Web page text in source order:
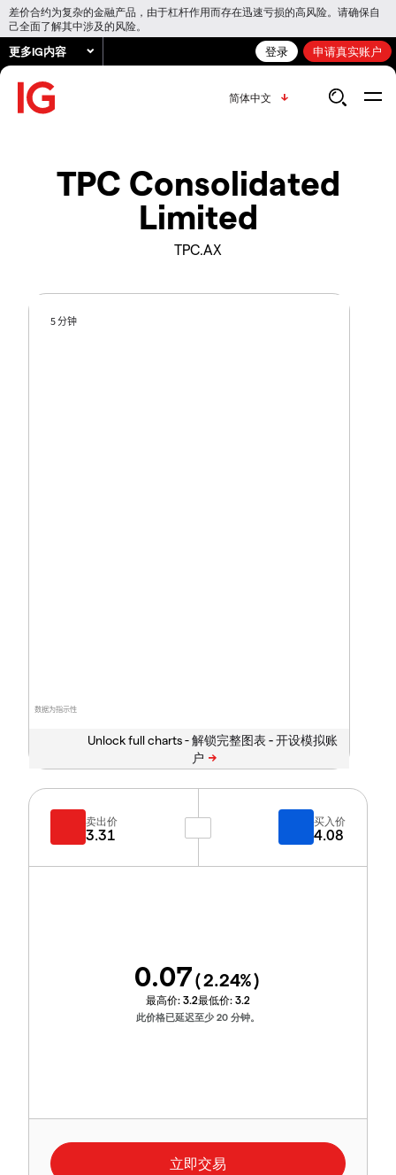
差价合约为复杂的金融产品，由于杠杆作用而存在迅速亏损的高风险。请确保自
己全面了解其中涉及的风险。
更多IG内容 登录 申请真实账户
简体中文
TPC Consolidated
Limited
TPC.AX
数据为指示性
5 分钟
Unlock full charts -
卖出价
3.31
买入价
4.08
0.07(2.24%)
最高价: 3.2最低价: 3.2
此价格已延迟至少 20 分钟。